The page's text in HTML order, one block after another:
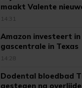
maakt Valente
14:31
Amazon investeert in
gascentrale in Texas
14:28
Dodental bloedbad
gestegen na